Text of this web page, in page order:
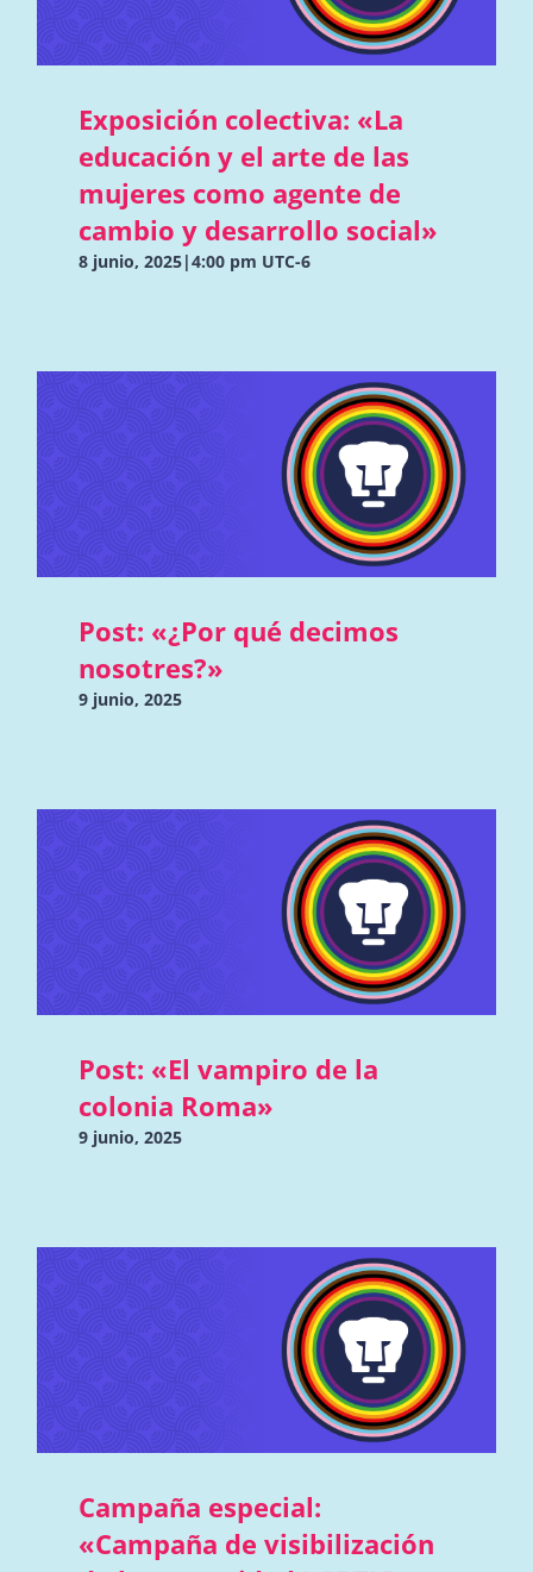
Exposición colectiva: «La
educación y el arte de las
mujeres como agente de
cambio y desarrollo social»
8 junio, 2025|4:00 pm UTC-6
Post: «¿Por qué decimos
nosotres?»
9 junio, 2025
Post: «El vampiro de la
colonia Roma»
9 junio, 2025
Campaña especial:
«Campaña de visibilización